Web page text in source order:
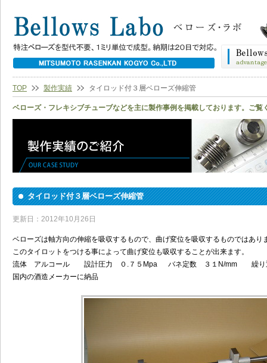
TOP 製作実績 タイロッド付３層ベローズ伸縮管
ベローズ・フレキシブチューブなどを主に製作事例を掲載しております。ご覧
タイロッド付３層ベローズ伸縮管
更新日：2012年10月26日
ベローズは軸方向の伸縮を吸収するもので、曲げ変位を吸収するものではあり
このタイロットをつける事によって曲げ変位も吸収することが出来ます。
流体 アルコール 設計圧力 ０.７５Mpa バネ定数 ３１N/mm 繰り
国内の酒造メーカーに納品